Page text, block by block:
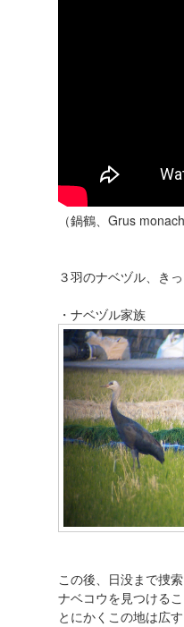
（鍋鶴、Grus
３羽のナベヅル、き
・ナベヅル家族
この後、日没まで捜
ナベコウを見つける
とにかくこの地は広